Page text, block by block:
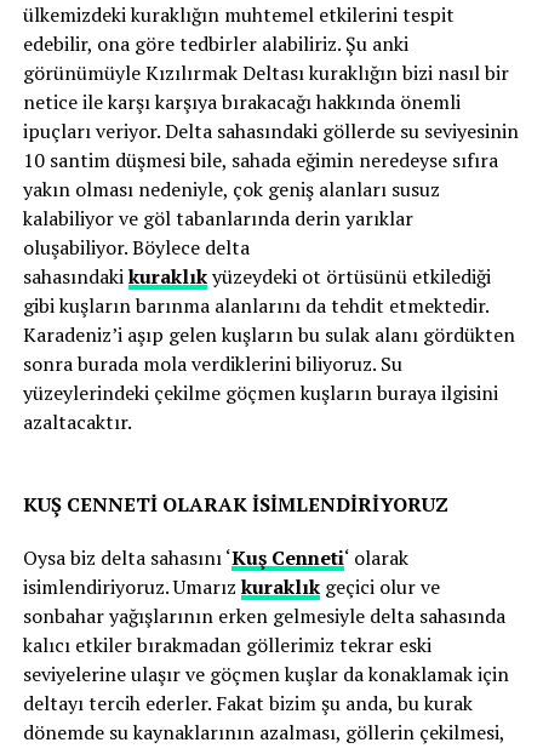
ülkemizdeki kuraklığın muhtemel etkilerini tespit
edebilir, ona göre tedbirler alabiliriz. Şu anki
görünümüyle Kızılırmak Deltası kuraklığın bizi nasıl bir
netice ile karşı karşıya bırakacağı hakkında önemli
ipuçları veriyor. Delta sahasındaki göllerde su seviyesinin
10 santim düşmesi bile, sahada eğimin neredeyse sıfıra
yakın olması nedeniyle, çok geniş alanları susuz
kalabiliyor ve göl tabanlarında derin yarıklar
oluşabiliyor. Böylece delta
sahasındakikuraklıkyüzeydeki ot örtüsünü etkilediği
gibi kuşların barınma alanlarını da tehdit etmektedir.
Karadeniz’i aşıp gelen kuşların bu sulak alanı gördükten
sonra burada mola verdiklerini biliyoruz. Su
yüzeylerindeki çekilme göçmen kuşların buraya ilgisini
azaltacaktır.
KUŞ CENNETİ OLARAK İSİMLENDİRİYORUZ
Oysa biz delta sahasını ‘Kuş Cenneti‘ olarak
isimlendiriyoruz. Umarızkuraklıkgeçici olur ve
sonbahar yağışlarının erken gelmesiyle delta sahasında
kalıcı etkiler bırakmadan göllerimiz tekrar eski
seviyelerine ulaşır ve göçmen kuşlar da konaklamak için
deltayı tercih ederler. Fakat bizim şu anda, bu kurak
dönemde su kaynaklarının azalması, göllerin çekilmesi,